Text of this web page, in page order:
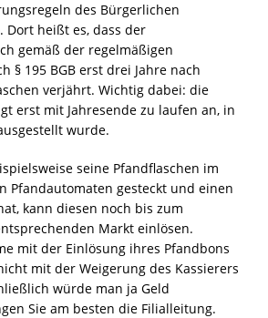
des Bürgerlichen
Dort heißt es, dass der
gemäß der regelmäßigen
§ 195 BGB erst drei Jahre nach
verjährt. Wichtig dabei: die
erst mit Jahresende zu laufen an, in
wurde.
seine Pfandflaschen im
Pfandautomaten gesteckt und einen
kann diesen noch bis zum
Markt einlösen.
mit der Einlösung ihres Pfandbons
mit der Weigerung des Kassierers
würde man ja Geld
Sie am besten die Filialleitung.